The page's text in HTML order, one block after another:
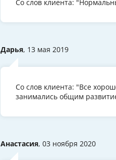
Со слов клиента:
Дарья, 13 мая 2019
Со слов клиента: "Все
занимались общим
Анастасия, 03 ноября 2020